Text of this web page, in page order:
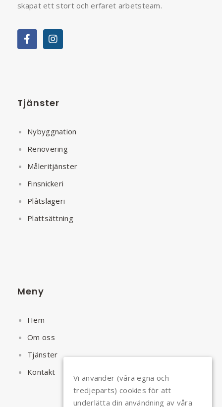
skapat ett stort och erfaret arbetsteam.
Tjänster
Nybyggnation
Renovering
Måleritjänster
Finsnickeri
Plåtslageri
Plattsättning
Meny
Hem
Om oss
Tjänster
Kontakt
Vi använder (våra egna och
tredjeparts) cookies för att
underlätta din användning av våra